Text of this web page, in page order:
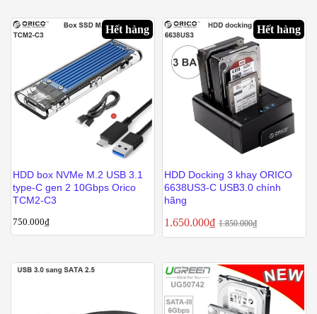
Hết hàng
HDD box NVMe M.2 USB 3.1
type-C gen 2 10Gbps Orico
TCM2-C3
750.000₫
Hết hàng
HDD Docking 3 khay ORICO
6638US3-C USB3.0 chính
hãng
1.650.000₫ 1.850.000₫